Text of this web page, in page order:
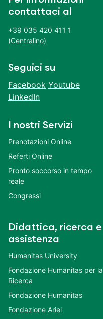
contattaci al
+39 035 420 411 1
(Centralino)
Seguici su
Facebook Youtube
LinkedIn
I nostri Servizi
Prenotazioni Online
Referti Online
Pronto soccorso in tempo
reale
Congressi
Didattica, ricerca e
assistenza
Humanitas University
Fondazione Humanitas per la
Ricerca
Fondazione Humanitas
Fondazione Ariel